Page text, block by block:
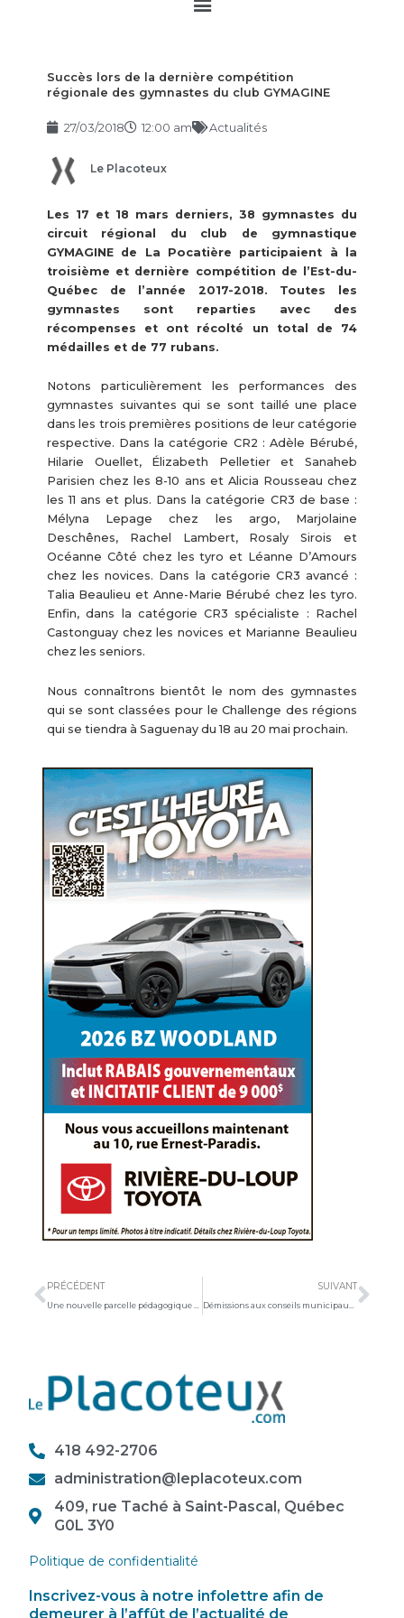
Succès lors de la dernière compétition
régionale des gymnastes du club GYMAGINE
27/03/2018 12:00 am Actualités
Le Placoteux
Les 17 et 18 mars derniers, 38 gymnastes du
circuit régional du club de gymnastique
GYMAGINE de La Pocatière participaient à la
troisième et dernière compétition de l’Est-du-
Québec de l’année 2017-2018. Toutes les
gymnastes sont reparties avec des
récompenses et ont récolté un total de 74
médailles et de 77 rubans.
Notons particulièrement les performances des
gymnastes suivantes qui se sont taillé une place
dans les trois premières positions de leur catégorie
respective. Dans la catégorie CR2 : Adèle Bérubé,
Hilarie Ouellet, Élizabeth Pelletier et Sanaheb
Parisien chez les 8-10 ans et Alicia Rousseau chez
les 11 ans et plus. Dans la catégorie CR3 de base :
Mélyna Lepage chez les argo, Marjolaine
Deschênes, Rachel Lambert, Rosaly Sirois et
Océanne Côté chez les tyro et Léanne D’Amours
chez les novices. Dans la catégorie CR3 avancé :
Talia Beaulieu et Anne-Marie Bérubé chez les tyro.
Enfin, dans la catégorie CR3 spécialiste : Rachel
Castonguay chez les novices et Marianne Beaulieu
chez les seniors.
Nous connaîtrons bientôt le nom des gymnastes
qui se sont classées pour le Challenge des régions
qui se tiendra à Saguenay du 18 au 20 mai prochain.
PRÉCÉDENT SUIVANT
418 492-2706
administration@leplacoteux.com
409, rue Taché à Saint-Pascal, Québec
G0L 3Y0
Politique de confidentialité
Inscrivez-vous à notre infolettre afin de
demeurer à l’affût de l’actualité de